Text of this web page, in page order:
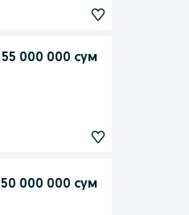
55 000 000 сум
50 000 000 сум